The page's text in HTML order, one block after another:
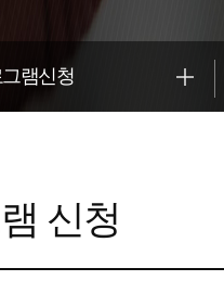
램신청
신청